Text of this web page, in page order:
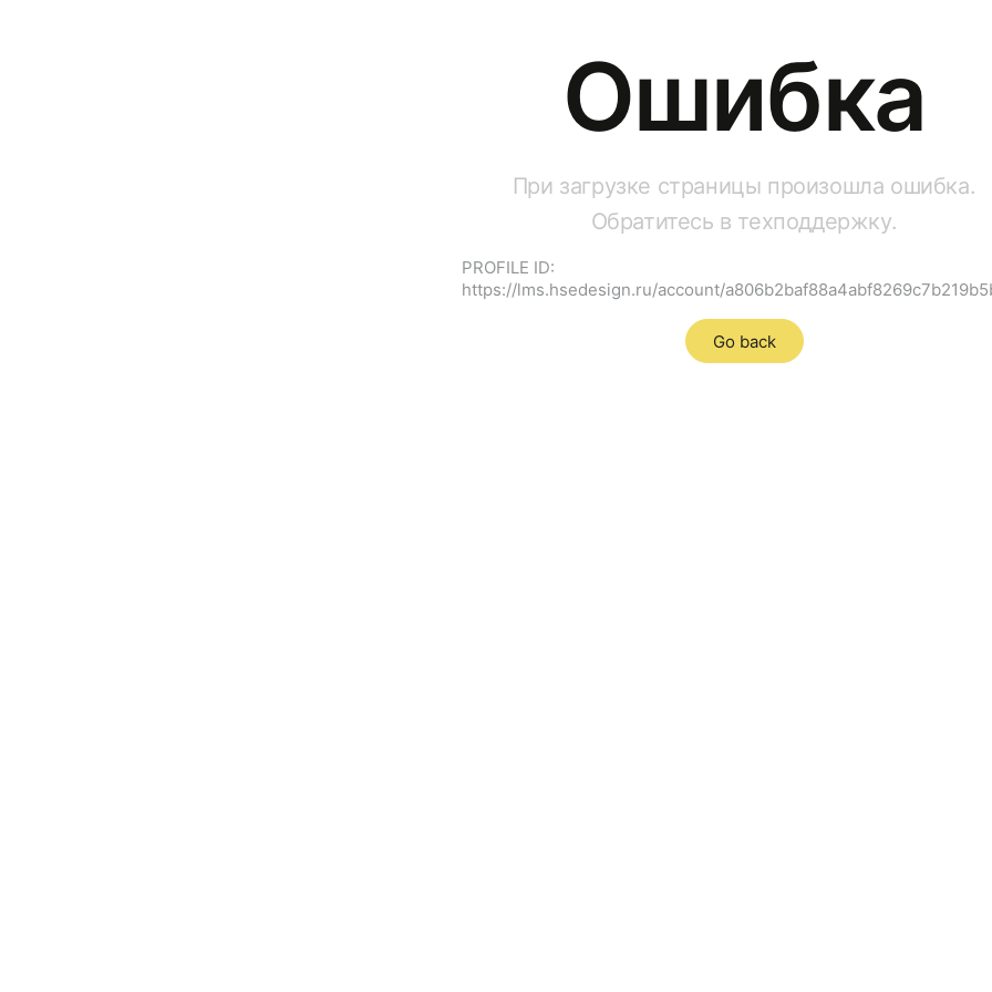
Ошибка
При загрузке страницы произошла ошибка.
Обратитесь в техподдержку.
PROFILE ID:
https://lms.hsedesign.ru/account/
Go back